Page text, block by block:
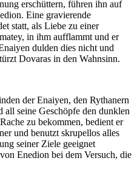
erschüttern, führen ihn auf
Eine gravierende
statt, als Liebe zu einer
in ihm aufflammt und er
dulden dies nicht und
Dovaras in den Wahnsinn.
der Enaiyen, den Rythanern
all seine Geschöpfe den dunklen
zu bekommen, bedient er
und benutzt skrupellos alles
seiner Ziele geeignet
Enedion bei dem Versuch, die